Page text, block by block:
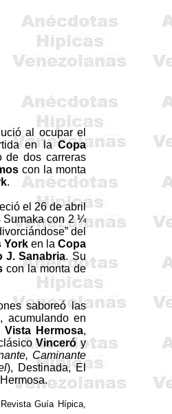
al ocupar el
en laCopa
de dos carreras
con la monta
.
el 26 de abril
Sumakacon 2 ¼
del
Yorken la Copa
J. Sanabria. Su
con la monta de
saboreó las
acumulando en
Vista Hermosa,
Vinceróy
Caminante
), Destinada, El
Guía Hípica,